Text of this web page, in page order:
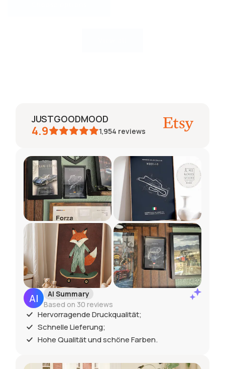
JUSTGOODMOOD
4.9 1,954 reviews
AI Summary
Based on 30 reviews
Hervorragende Druckqualität;
Schnelle Lieferung;
Hohe Qualität und schöne Farben.